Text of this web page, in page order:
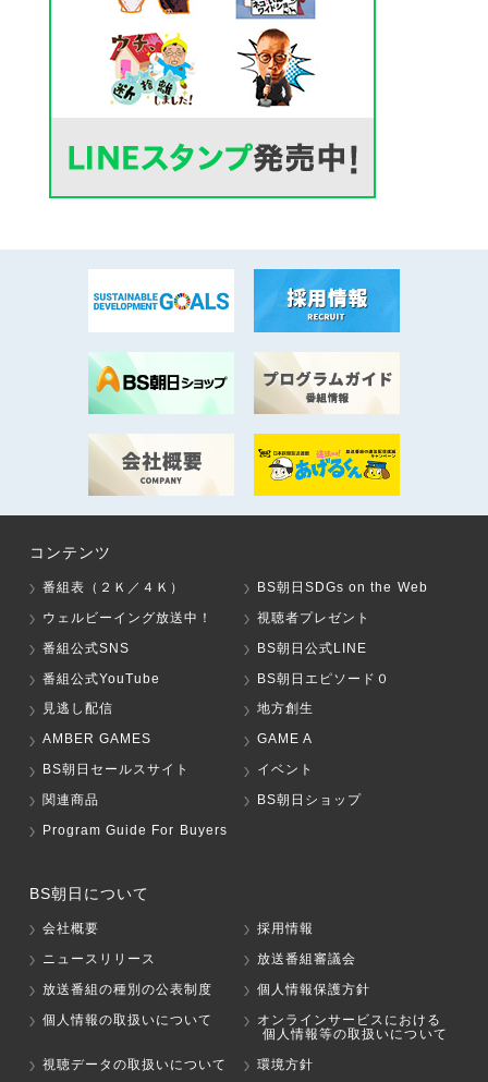
コンテンツ
番組表（２Ｋ／４Ｋ）
BS朝日SDGs on the Web
ウェルビーイング放送中！
視聴者プレゼント
番組公式SNS
BS朝日公式LINE
番組公式YouTube
BS朝日エピソード０
見逃し配信
地方創生
AMBER GAMES
GAME A
BS朝日セールスサイト
イベント
関連商品
BS朝日ショップ
Program Guide For Buyers
BS朝日について
会社概要
採用情報
ニュースリリース
放送番組審議会
放送番組の種別の公表制度
個人情報保護方針
個人情報の取扱いについて
オンラインサービスにおける
個人情報等の取扱いについて
視聴データの取扱いについて
環境方針